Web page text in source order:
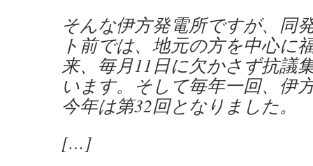
そんな伊方発電所ですが、同
ト前では、地元の方を中心に
来、毎月11日に欠かさず抗議
います。そして毎年一回、伊
今年は第32回となりました。
[…]